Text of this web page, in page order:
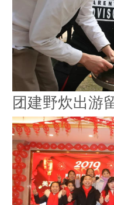
团建野炊出游